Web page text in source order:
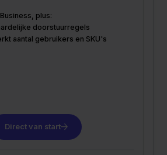
plus:
doorstuurregels
aantal gebruikers en SKU's
Direct van start